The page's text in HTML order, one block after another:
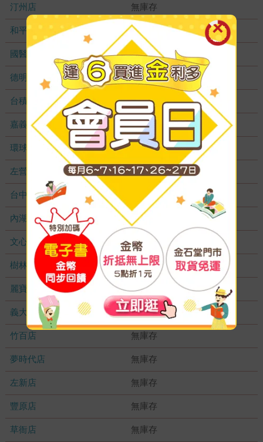
汀州店 無庫存
和平店 無庫存
國醫加盟店 無庫存
德明加盟店 無庫存
台積店 無庫存
嘉義耐斯店 無庫存
環球店 無庫存
左營店 無庫存
台中秀泰店 無庫存
內湖大潤發 無庫存
文心店 無庫存
樹林店 無庫存
麗寶店 無庫存
義大店 無庫存
竹百店 無庫存
夢時代店 無庫存
左新店 無庫存
豐原店 無庫存
草衙店 無庫存